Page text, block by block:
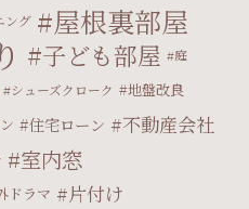
ング 屋根裏部屋
子ども部屋 庭
シューズクローク 地盤改良
住宅ローン 不動産会社
室内窓
ドラマ 片付け